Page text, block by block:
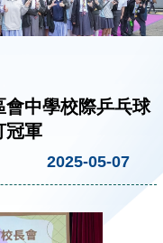
中學校際乒乓球
冠軍
2025-05-07